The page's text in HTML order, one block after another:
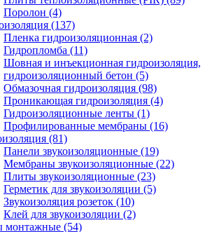
Поролон (4)
(137)
Пленка гидроизоляционная (2)
Гидропломба (11)
Шовная и инъекционная гидроизоляция,
гидроизоляционный бетон (5)
Обмазочная гидроизоляция (98)
Проникающая гидроизоляция (4)
Гидроизоляционные ленты (1)
Профилированные мембраны (16)
(81)
Панели звукоизоляционные (19)
Мембраны звукоизоляционные (22)
Плиты звукоизоляционные (23)
Герметик для звукоизоляции (5)
Звукоизоляция розеток (10)
Клей для звукоизоляции (2)
монтажные (54)